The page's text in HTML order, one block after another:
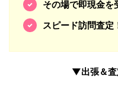
その場で即現金を
スピード訪問査定
▼出張＆